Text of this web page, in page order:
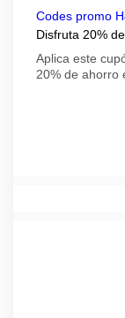
Codes promo
Disfruta 20%
Aplica este
20% de ahorro